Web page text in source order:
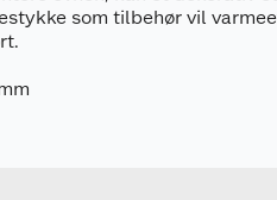
som tilbehør vil